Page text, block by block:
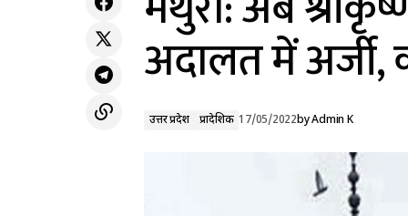
अदालत में अर्जी,
उत्तर प्रदेश प्रादेशिक 17/05/2022byAdmin K